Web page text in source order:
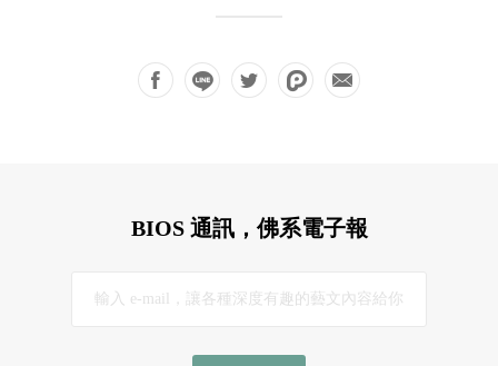
BIOS 通訊，佛系電子報